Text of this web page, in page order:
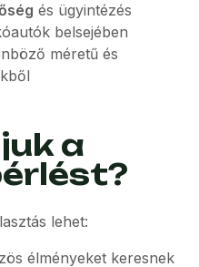
és ügyintézés
belsejében
méretű és
a
lehet:
élményeket keresnek